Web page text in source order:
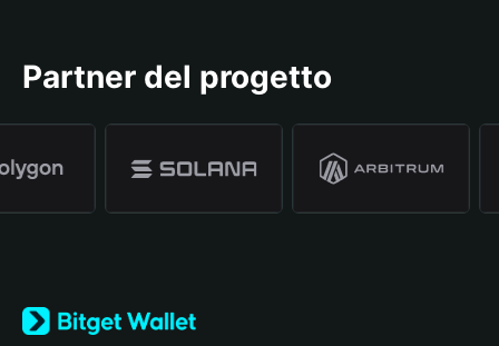
Partner del progetto